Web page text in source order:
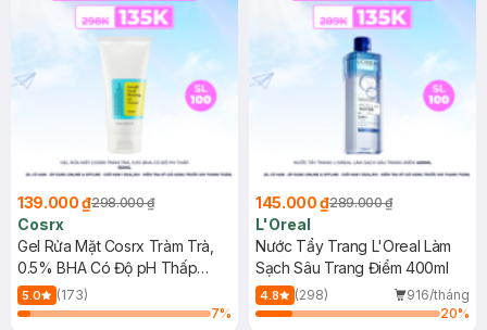
139.000 ₫298.000 ₫
Cosrx
Gel Rửa Mặt Cosrx Tràm Trà,
0.5% BHA Có Độ pH Thấp
150ml
5.0
(173)
7%
145.000 ₫289.000 ₫
L'Oreal
Nước Tẩy Trang L'Oreal Làm
Sạch Sâu Trang Điểm 400ml
4.8 (298)
916/tháng
20%